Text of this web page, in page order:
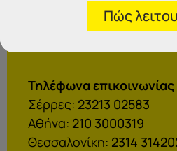
Γραφεία Εξυπηρέτησης
Θα χαρούμε να σας
Τηλέφωνα επικοινωνίας
Σέρρες: 23213 02583
Αθήνα: 210 3000319
Θεσσαλονίκη: 2314
Πώς